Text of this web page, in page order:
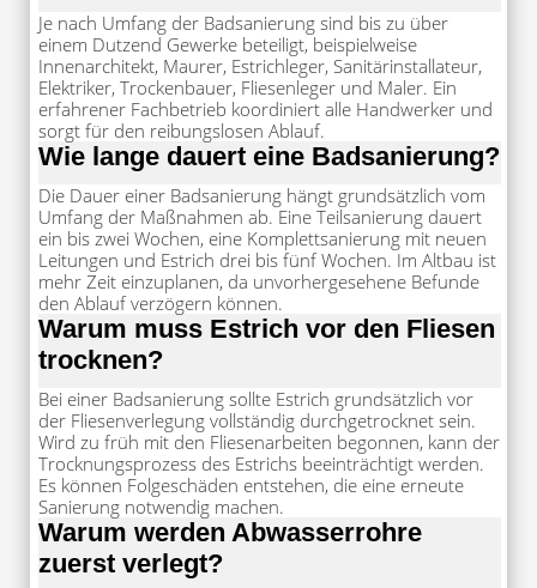
Je nach Umfang der Badsanierung sind bis zu über
einem Dutzend Gewerke beteiligt, beispielweise
Innenarchitekt, Maurer, Estrichleger, Sanitärinstallateur,
Elektriker, Trockenbauer, Fliesenleger und Maler. Ein
erfahrener Fachbetrieb koordiniert alle Handwerker und
sorgt für den reibungslosen Ablauf.
Wie lange dauert eine Badsanierung?
Die Dauer einer Badsanierung hängt grundsätzlich vom
Umfang der Maßnahmen ab. Eine Teilsanierung dauert
ein bis zwei Wochen, eine Komplettsanierung mit neuen
Leitungen und Estrich drei bis fünf Wochen. Im Altbau ist
mehr Zeit einzuplanen, da unvorhergesehene Befunde
den Ablauf verzögern können.
Warum muss Estrich vor den Fliesen
trocknen?
Bei einer Badsanierung sollte Estrich grundsätzlich vor
der Fliesenverlegung vollständig durchgetrocknet sein.
Wird zu früh mit den Fliesenarbeiten begonnen, kann der
Trocknungsprozess des Estrichs beeinträchtigt werden.
Es können Folgeschäden entstehen, die eine erneute
Sanierung notwendig machen.
Warum werden Abwasserrohre
zuerst verlegt?